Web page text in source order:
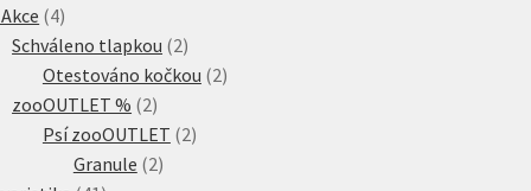
44
produkty
Schváleno tlapkou 22
produkty
Otestováno kočkou 22
zooOUTLET % 22
produkty
Psí zooOUTLET 22
Granule 22